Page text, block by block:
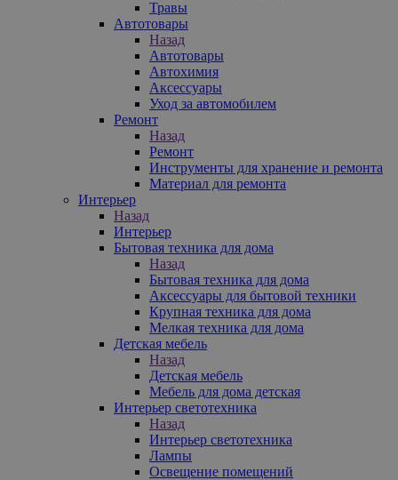
Травы
Автотовары
Назад
Автотовары
Автохимия
Аксессуары
Уход за автомобилем
Ремонт
Назад
Ремонт
Инструменты для хранение и ремонта
Материал для ремонта
Интерьер
Назад
Интерьер
Бытовая техника для дома
Назад
Бытовая техника для дома
Аксессуары для бытовой техники
Крупная техника для дома
Мелкая техника для дома
Детская мебель
Назад
Детская мебель
Мебель для дома детская
Интерьер светотехника
Назад
Интерьер светотехника
Лампы
Освещение помещений